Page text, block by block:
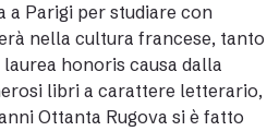
a Parigi per studiare con
nella cultura francese, tanto
honoris causa dalla
libri a carattere letterario,
Ottanta Rugova si è fatto